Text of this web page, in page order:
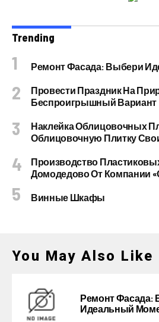
Trending
Ремонт Фасада: Выбери
Провести Праздник На
Беспроигрышный Вариант
Наклейка Облицовочных
Облицовочную Плитку
Производство
Домодедово От Компании
Винные Шкафы
You May Also Like
Ремонт Фасада:
Идеальный